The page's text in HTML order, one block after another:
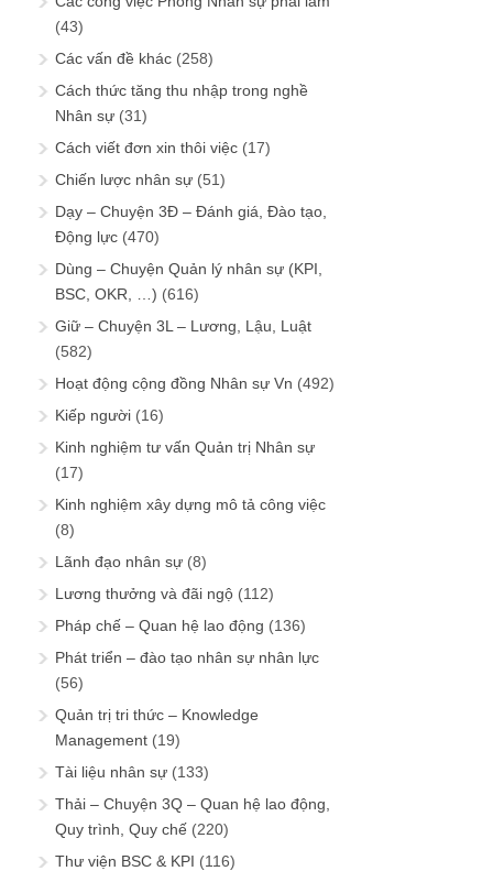
(43)
Các vấn đề khác (258)
Cách thức tăng thu nhập trong nghề
Nhân sự (31)
Cách viết đơn xin thôi việc (17)
Chiến lược nhân sự (51)
Dạy – Chuyện 3Đ – Đánh giá, Đào tạo,
Động lực (470)
Dùng – Chuyện Quản lý nhân sự (KPI,
BSC, OKR, …) (616)
Giữ – Chuyện 3L – Lương, Lậu, Luật
(582)
Hoạt động cộng đồng Nhân sự Vn (492)
Kiếp người (16)
Kinh nghiệm tư vấn Quản trị Nhân sự
(17)
Kinh nghiệm xây dựng mô tả công việc
(8)
Lãnh đạo nhân sự (8)
Lương thưởng và đãi ngộ (112)
Pháp chế – Quan hệ lao động (136)
Phát triển – đào tạo nhân sự nhân lực
(56)
Quản trị tri thức – Knowledge
Management (19)
Tài liệu nhân sự (133)
Thải – Chuyện 3Q – Quan hệ lao động,
Quy trình, Quy chế (220)
Thư viện BSC & KPI (116)